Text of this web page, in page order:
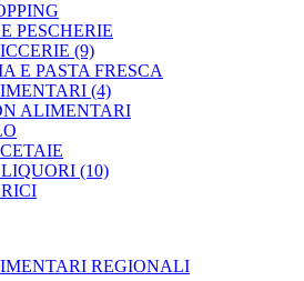
PESCHERIE
(9)
E PASTA FRESCA
(4)
ALIMENTARI
(10)
REGIONALI